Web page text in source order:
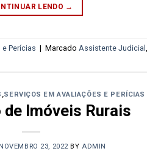
LENDO →
Perícias | Marcado Assistente Judicial
,SERVIÇOS EM AVALIAÇÕES E PERÍCIAS
Imóveis Rurais
NOVEMBRO 23, 2022BYADMIN